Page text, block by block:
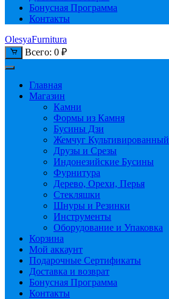
Бонусная Программа
Контакты
OlesyaFurnitura
Всего: 0 ₽
Главная
Магазин
Камни
Формы из Камня
Бусины Дзи
Жемчуг Культивированный
Друзы и Срезы
Индонезийские Бусины
Фурнитура
Дерево, Орехи, Перья
Стекляшки
Шнуры и Резинки
Инструменты
Оборудование и Упаковка
Корзина
Мой аккаунт
Подарочные Сертификаты
Доставка и возврат
Бонусная Программа
Контакты